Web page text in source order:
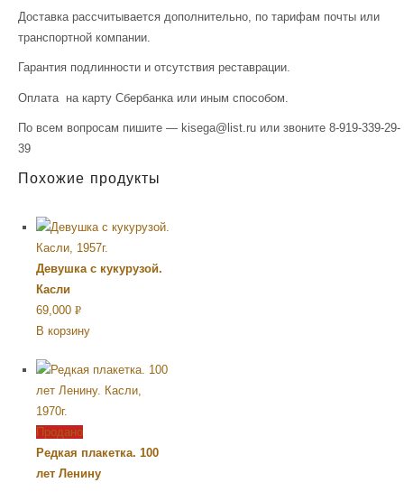
Доставка рассчитывается дополнительно, по тарифам почты или
транспортной компании.
Гарантия подлинности и отсутствия реставрации.
Оплата на карту Сбербанка или иным способом.
По всем вопросам пишите — kisega@list.ru или звоните 8-919-339-29-
39
Похожие продукты
Девушка с кукурузой.
Касли
69,000 Р
УБ.
В корзину
Продано
Редкая плакетка. 100
лет Ленину